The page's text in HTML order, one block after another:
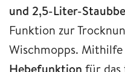
und 2,5-Liter-
Funktion zur
Wischmopps.
Hebefunktion für